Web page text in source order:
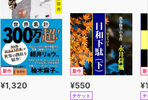
新作
¥1,320
新作
¥550
チケット
新
チ